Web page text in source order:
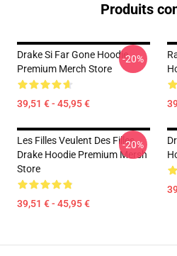
Produits
Drake Si Far Gone Hoodie
Premium Merch Store
39,51 € - 45,95 €
-20%
Les Filles Veulent Des Filles
Drake Hoodie Premium Mersh
Store
39,51 € - 45,95 €
-20%